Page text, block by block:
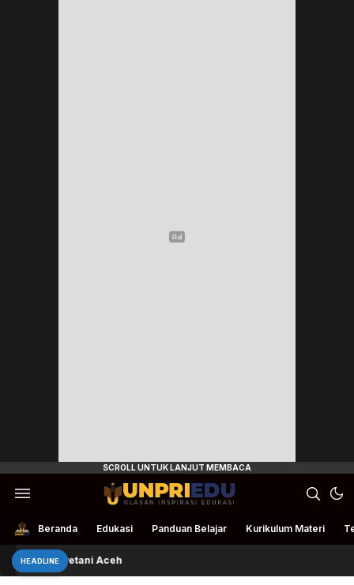
UnpriEdu
Ulasan Inspirasi Edukasi
Beranda Edukasi Panduan Belajar Kurikulum Materi
HEADLINE
Bantu Petani Aceh